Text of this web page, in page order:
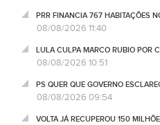
PRR FINANCIA 767 HABITAÇÕES
08/08/2026 11:40
LULA CULPA MARCO RUBIO POR
08/08/2026 10:51
PS QUER QUE GOVERNO
08/08/2026 09:54
VOLTA JÁ RECUPEROU 150